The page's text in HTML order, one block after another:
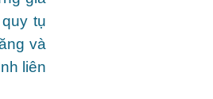
tụ
và
liên